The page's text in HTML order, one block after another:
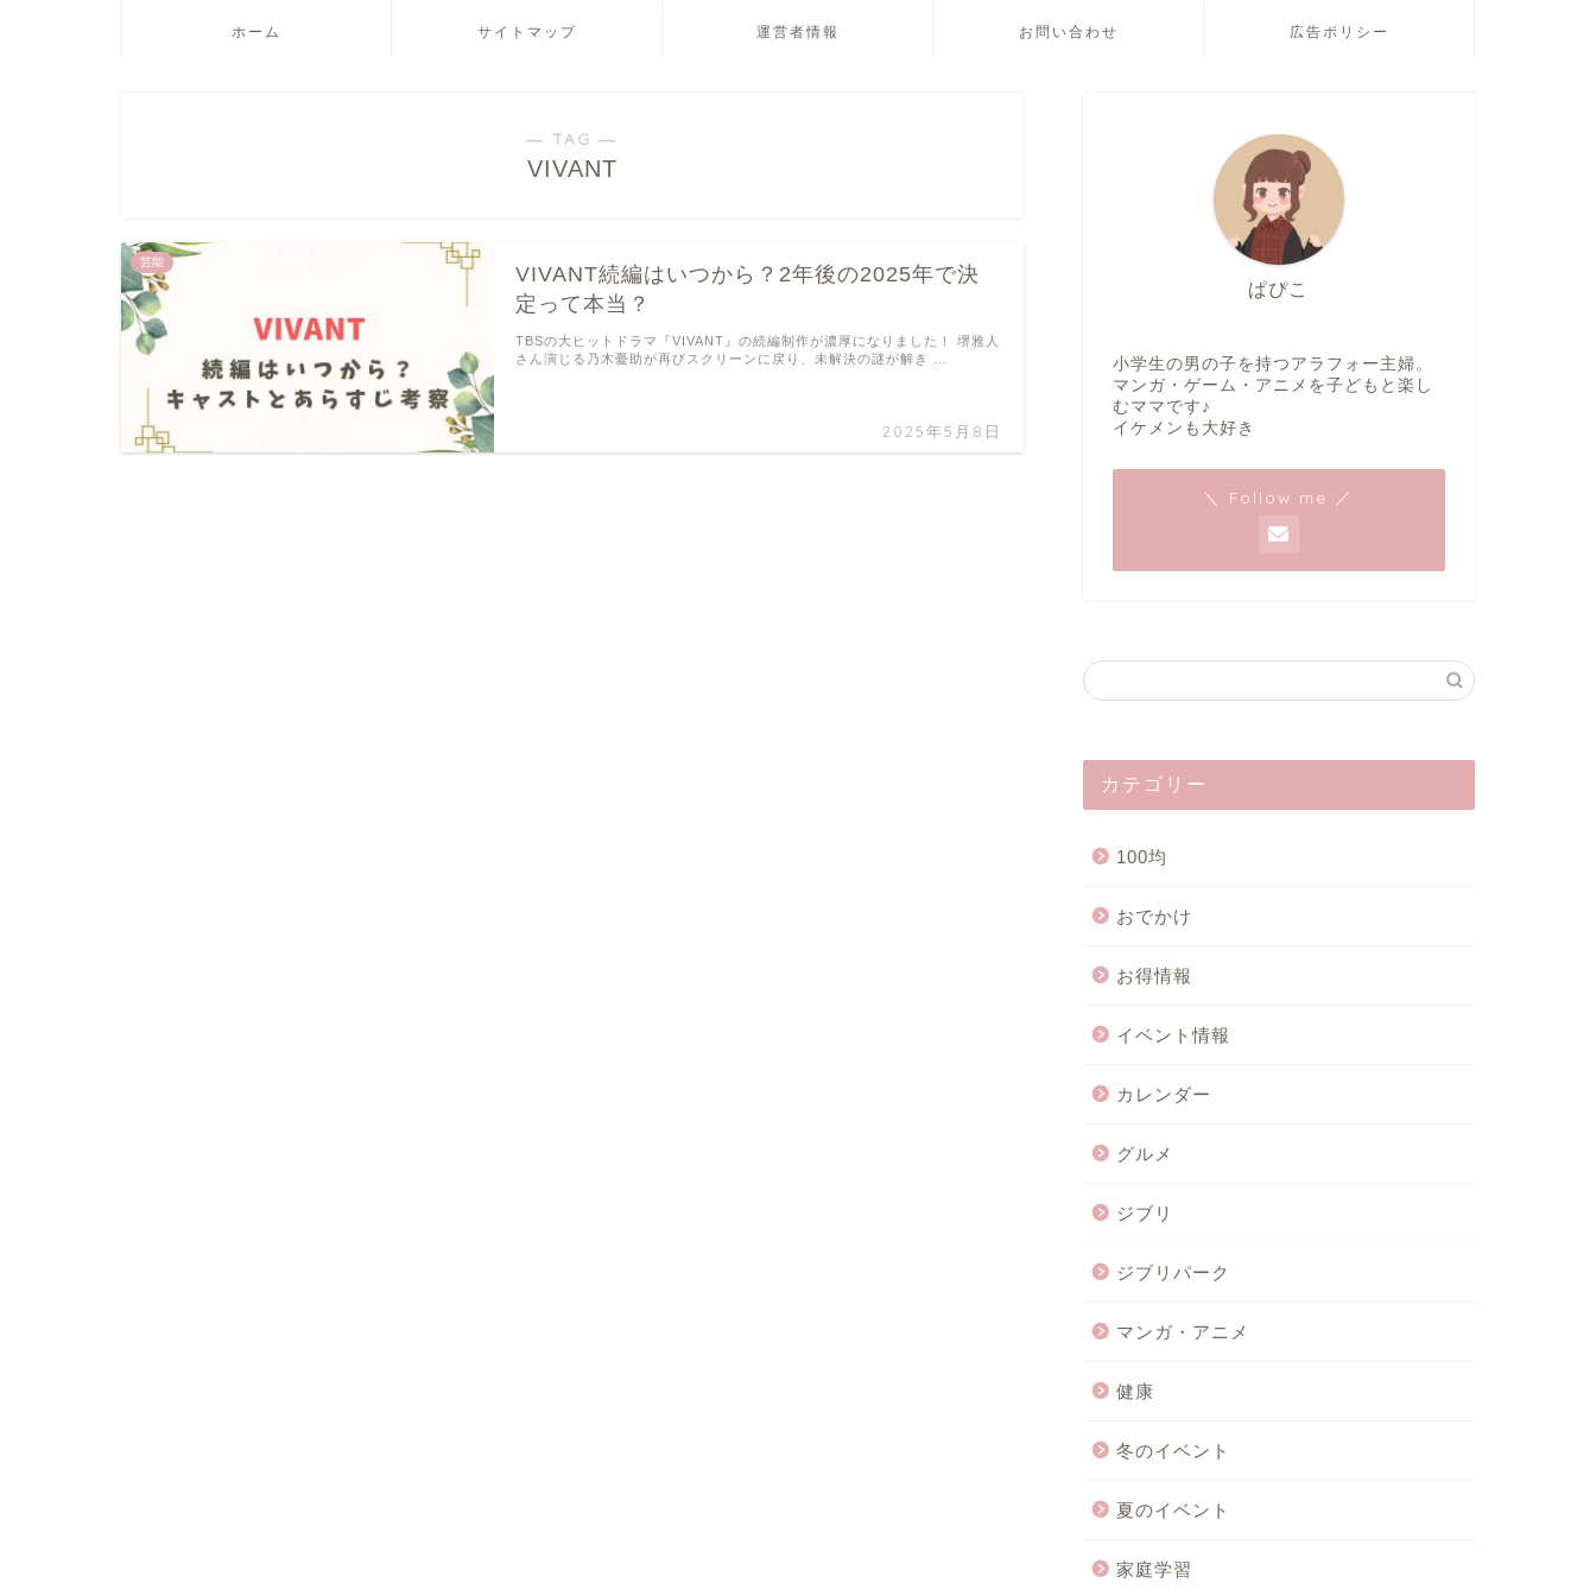
ホーム サイトマップ 運営者情報 お問い合わせ 広告ポリシー
― TAG ―
VIVANT
芸能
VIVANT続編はいつから？2年後の2025年で決
定って本当？
2025年5月8日
TBSの大ヒットドラマ『VIVANT』の続編制作が濃厚になりました！ 堺雅人
さん演じる乃木憂助が再びスクリーンに戻り、未解決の謎が解き …
ぱぴこ
小学生の男の子を持つアラフォー主婦。
マンガ・ゲーム・アニメを子どもと楽し
むママです♪
イケメンも大好き
＼ Follow me ／
カテゴリー
100均
おでかけ
お得情報
イベント情報
カレンダー
グルメ
ジブリ
ジブリパーク
マンガ・アニメ
健康
冬のイベント
夏のイベント
家庭学習